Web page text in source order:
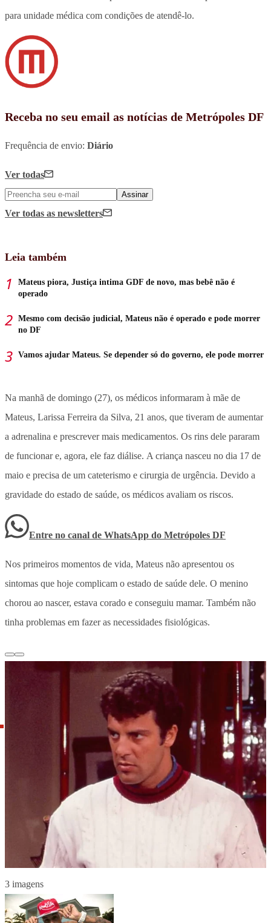
para unidade médica com condições de atendê-lo.
Receba no seu email as notícias de Metrópoles DF
Frequência de envio: Diário
Ver todas
Assinar
Ver todas as newsletters
Leia também
Mateus piora, Justiça intima GDF de novo, mas bebê não é
operado
Mesmo com decisão judicial, Mateus não é operado e pode morrer
no DF
Vamos ajudar Mateus. Se depender só do governo, ele pode morrer
Na manhã de domingo (27), os médicos informaram à mãe de
Mateus, Larissa Ferreira da Silva, 21 anos, que tiveram de aumentar
a adrenalina e prescrever mais medicamentos. Os rins dele pararam
de funcionar e, agora, ele faz diálise. A criança nasceu no dia 17 de
maio e precisa de um cateterismo e cirurgia de urgência. Devido a
gravidade do estado de saúde, os médicos avaliam os riscos.
Entre no canal de WhatsApp do Metrópoles DF
Nos primeiros momentos de vida, Mateus não apresentou os
sintomas que hoje complicam o estado de saúde dele. O menino
chorou ao nascer, estava corado e conseguiu mamar. Também não
tinha problemas em fazer as necessidades fisiológicas.
3 imagens